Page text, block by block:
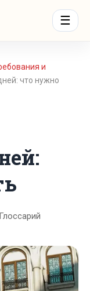
☰
и
что нужно
Глоссарий